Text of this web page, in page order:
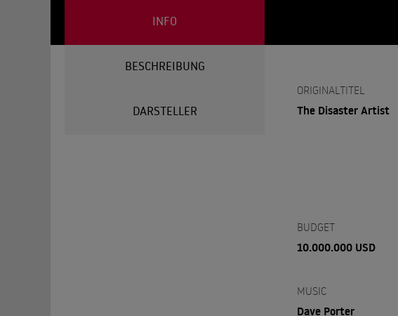
INFO
BESCHREIBUNG
DARSTELLER
ORIGINALTITEL
The Disaster Artist
BUDGET
10.000.000 USD
MUSIC
Dave Porter